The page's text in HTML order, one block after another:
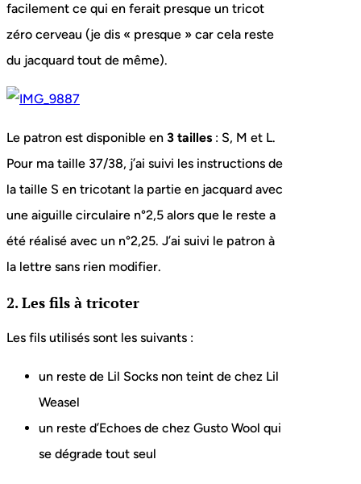
facilement ce qui en ferait presque un tricot
zéro cerveau (je dis « presque » car cela reste
du jacquard tout de même).
Le patron est disponible en 3 tailles : S, M et L.
Pour ma taille 37/38, j’ai suivi les instructions de
la taille S en tricotant la partie en jacquard avec
une aiguille circulaire n°2,5 alors que le reste a
été réalisé avec un n°2,25. J’ai suivi le patron à
la lettre sans rien modifier.
2. Les fils à tricoter
Les fils utilisés sont les suivants :
un reste de Lil Socks non teint de chez Lil
Weasel
un reste d’Echoes de chez Gusto Wool qui
se dégrade tout seul